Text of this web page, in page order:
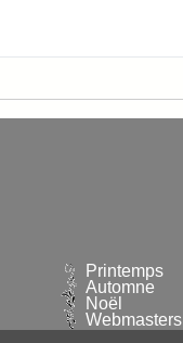
Printemps
Automne
Noël
Webmasters